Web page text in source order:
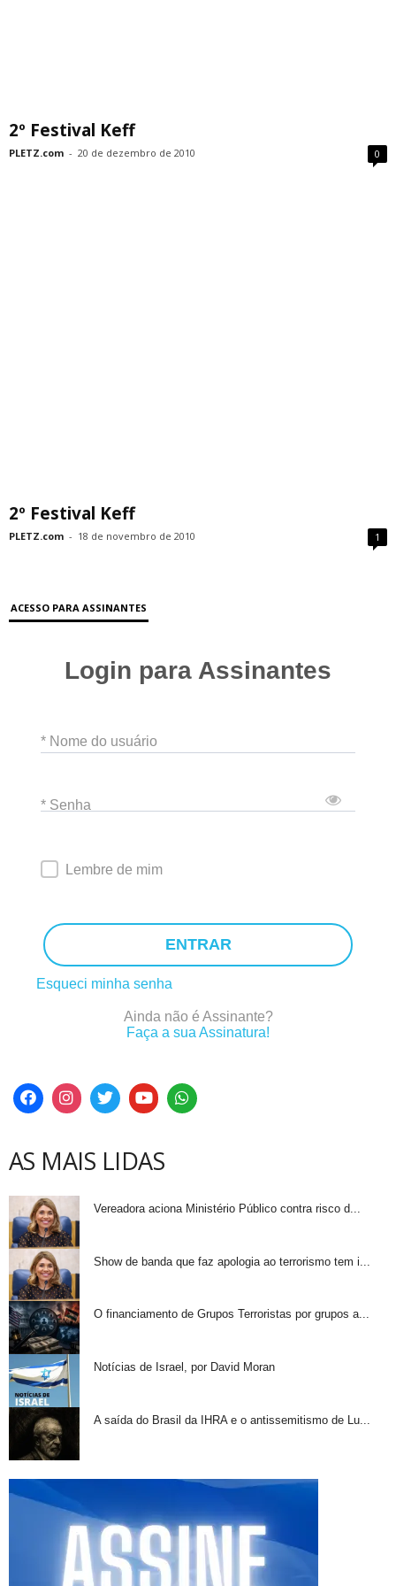
2º Festival Keff
PLETZ.com - 20 de dezembro de 2010 0
2º Festival Keff
PLETZ.com - 18 de novembro de 2010 1
ACESSO PARA ASSINANTES
Login para Assinantes
* Nome do usuário
* Senha
Lembre de mim
ENTRAR
Esqueci minha senha
Ainda não é Assinante?
Faça a sua Assinatura!
AS MAIS LIDAS
Vereadora aciona Ministério Público contra risco d...
Show de banda que faz apologia ao terrorismo tem i...
O financiamento de Grupos Terroristas por grupos a...
Notícias de Israel, por David Moran
A saída do Brasil da IHRA e o antissemitismo de Lu...